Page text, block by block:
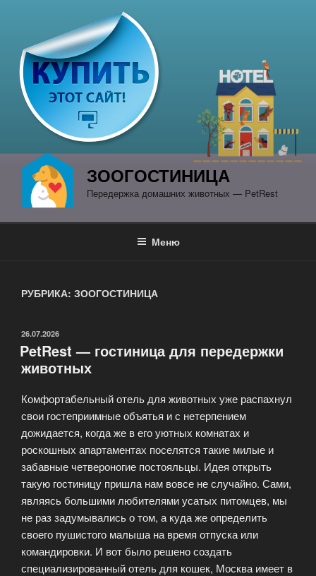
содержимому
ЗООГОСТИНИЦА
Передержка домашних животных — PetRest
Меню
РУБРИКА: ЗООГОСТИНИЦА
ОПУБЛИКОВАНО
26.07.2026
PetRest — гостиница для передержки
животных
Комфортабельный отель для животных уже распахнул
свои гостеприимные объятья и с нетерпением
дожидается, когда же в его уютных комнатах и
роскошных апартаментах поселятся такие милые и
забавные четвероногие постояльцы. Идея открыть
такую гостиницу пришла нам вовсе не случайно. Сами,
являясь большими любителями усатых питомцев, мы
не раз задумывались о том, а куда же определить
своего пушистого малыша на время отпуска или
командировки. И вот было решено создать
специализированный отель для кошек, Москва имеет в